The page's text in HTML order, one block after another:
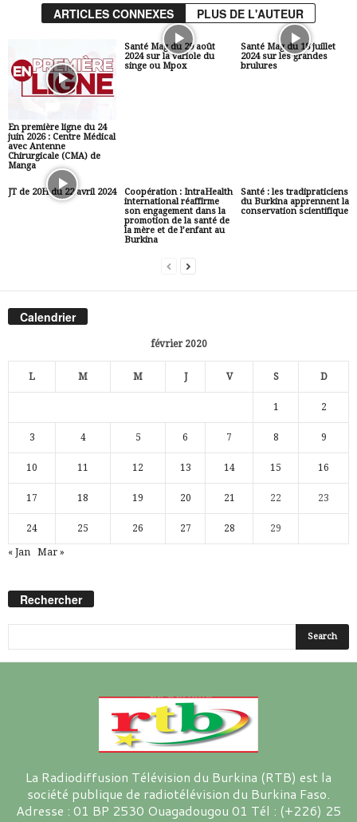
ARTICLES CONNEXES PLUS DE L'AUTEUR
En première ligne du 24
juin 2026 : Centre Médical
avec Antenne
Chirurgicale (CMA) de
Manga
Santé Mag du 29 août
2024 sur la variole du
singe ou Mpox
Santé Mag du 18 juillet
2024 sur les grandes
brulures
JT de 20H du 22 avril 2024
Coopération : IntraHealth
international réaffirme
son engagement dans la
promotion de la santé de
la mère et de l’enfant au
Burkina
Santé : les tradipraticiens
du Burkina apprennent la
conservation scientifique
Calendrier
février 2020
L M M J V S D
1 2
3 4 5 6 7 8 9
10 11 12 13 14 15 16
17 18 19 20 21 22 23
24 25 26 27 28 29
« Jan Mar »
Rechercher
La Radiodiffusion Télévision du Burkina (RTB) est la
société publique de radiotélévision du Burkina Faso.
Adresse : 01 BP 2530 Ouagadougou 01 Tél : (+226) 25